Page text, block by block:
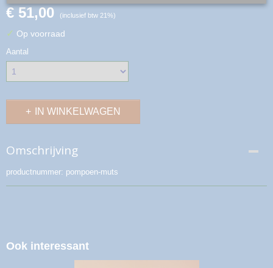
€ 51,00 (inclusief btw 21%)
✓ Op voorraad
Aantal
IN WINKELWAGEN
Omschrijving
productnummer: pompoen-muts
Ook interessant